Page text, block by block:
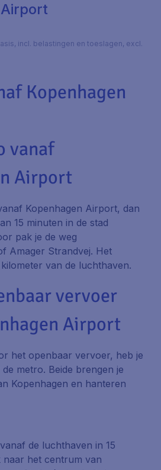
incl. belastingen en toeslagen, excl.
Kopenhagen
vanaf
Airport
Kopenhagen Airport, dan
15 minuten in de stad
pak je de weg
Amager Strandvej. Het
van de luchthaven.
vervoer
Airport
het openbaar vervoer, heb je
metro. Beide brengen je
Kopenhagen en hanteren
de luchthaven in 15
naar het centrum van